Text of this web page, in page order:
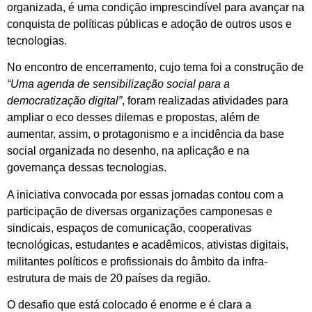
organizada, é uma condição imprescindível para avançar na
conquista de políticas públicas e adoção de outros usos e
tecnologias.
No encontro de encerramento, cujo tema foi a construção de
“Uma agenda de sensibilização social para a
democratização digital”, foram realizadas atividades para
ampliar o eco desses dilemas e propostas, além de
aumentar, assim, o protagonismo e a incidência da base
social organizada no desenho, na aplicação e na
governança dessas tecnologias.
A iniciativa convocada por essas jornadas contou com a
participação de diversas organizações camponesas e
sindicais, espaços de comunicação, cooperativas
tecnológicas, estudantes e acadêmicos, ativistas digitais,
militantes políticos e profissionais do âmbito da infra-
estrutura de mais de 20 países da região.
O desafio que está colocado é enorme e é clara a